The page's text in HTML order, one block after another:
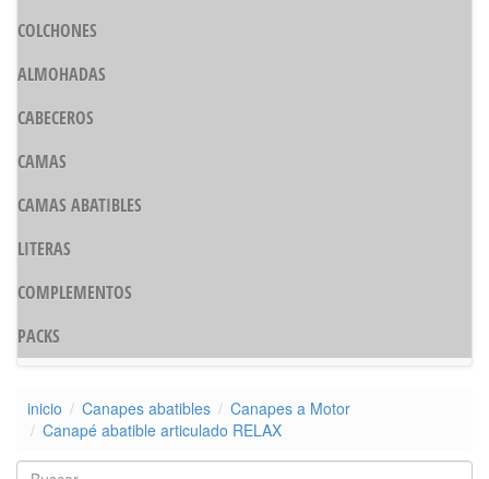
COLCHONES
ALMOHADAS
CABECEROS
CAMAS
CAMAS ABATIBLES
LITERAS
COMPLEMENTOS
PACKS
inicio Canapes abatibles
Canapes a Motor
Canapé abatible articulado RELAX